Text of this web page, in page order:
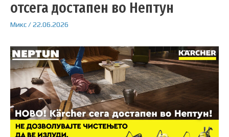
отсега достапен во Нептун
Микс/22.06.2026